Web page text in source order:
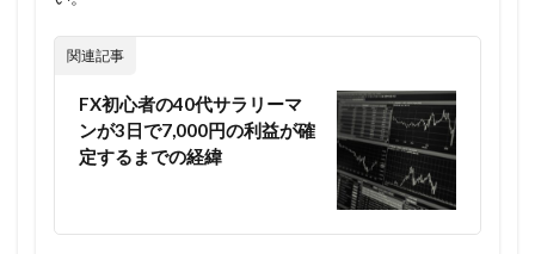
関連記事
FX初心者の40代サラリーマ
ンが3日で7,000円の利益が確
定するまでの経緯